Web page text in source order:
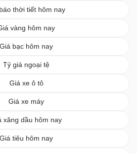
thời tiết hôm nay
vàng hôm nay
Giá bạc hôm nay
Tỷ giá ngoại tệ
Giá xe ô tô
Giá xe máy
xăng dầu hôm nay
Giá tiêu hôm nay